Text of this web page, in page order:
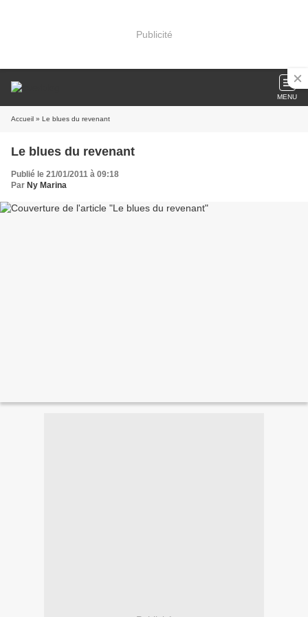
Publicité
MENU
Accueil » Le blues du revenant
Le blues du revenant
Publié le 21/01/2011 à 09:18
Par Ny Marina